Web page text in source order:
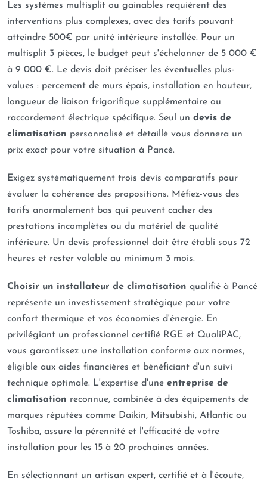
Les systèmes multisplit ou gainables requièrent des
interventions plus complexes, avec des tarifs pouvant
atteindre 500€ par unité intérieure installée. Pour un
multisplit 3 pièces, le budget peut s'échelonner de 5 000 €
à 9 000 €. Le devis doit préciser les éventuelles plus-
values : percement de murs épais, installation en hauteur,
longueur de liaison frigorifique supplémentaire ou
raccordement électrique spécifique. Seul un devis de
climatisation personnalisé et détaillé vous donnera un
prix exact pour votre situation à Pancé.
Exigez systématiquement trois devis comparatifs pour
évaluer la cohérence des propositions. Méfiez-vous des
tarifs anormalement bas qui peuvent cacher des
prestations incomplètes ou du matériel de qualité
inférieure. Un devis professionnel doit être établi sous 72
heures et rester valable au minimum 3 mois.
Choisir un installateur de climatisation qualifié à Pancé
représente un investissement stratégique pour votre
confort thermique et vos économies d'énergie. En
privilégiant un professionnel certifié RGE et QualiPAC,
vous garantissez une installation conforme aux normes,
éligible aux aides financières et bénéficiant d'un suivi
technique optimale. L'expertise d'une entreprise de
climatisation reconnue, combinée à des équipements de
marques réputées comme Daikin, Mitsubishi, Atlantic ou
Toshiba, assure la pérennité et l'efficacité de votre
installation pour les 15 à 20 prochaines années.
En sélectionnant un artisan expert, certifié et à l'écoute,